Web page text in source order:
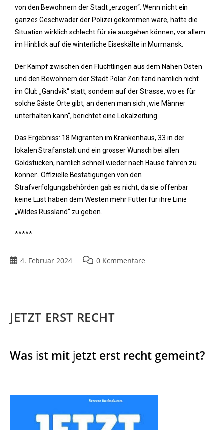
von den Bewohnern der Stadt „erzogen“. Wenn nicht ein
ganzes Geschwader der Polizei gekommen wäre, hätte die
Situation wirklich schlecht für sie ausgehen können, vor allem
im Hinblick auf die winterliche Eiseskälte in Murmansk.
Der Kampf zwischen den Flüchtlingen aus dem Nahen Osten
und den Bewohnern der Stadt Polar Zori fand nämlich nicht
im Club „Gandvik“ statt, sondern auf der Strasse, wo es für
solche Gäste Orte gibt, an denen man sich „wie Männer
unterhalten kann“, berichtet eine Lokalzeitung.
Das Ergebniss: 18 Migranten im Krankenhaus, 33 in der
lokalen Strafanstalt und ein grosser Wunsch bei allen
Goldstücken, nämlich schnell wieder nach Hause fahren zu
können. Offizielle Bestätigungen von den
Strafverfolgungsbehörden gab es nicht, da sie offenbar
keine Lust haben dem Westen mehr Futter für ihre Linie
„Wildes Russland“ zu geben.
*****
4. Februar 2024 0 Kommentare
JETZT ERST RECHT
Was ist mit jetzt erst recht gemeint?